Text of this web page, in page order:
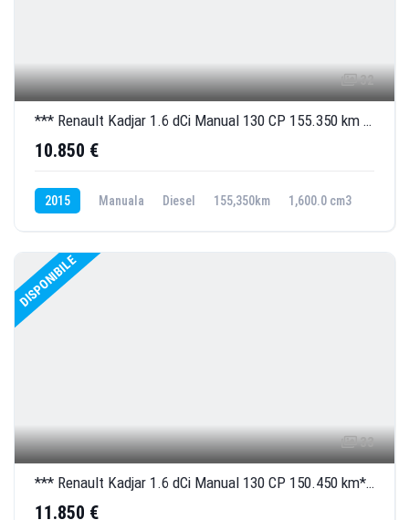
32
*** Renault Kadjar 1.6 dCi Manual 130 CP 155.350 km ***
10.850 €
2015 Manuala Diesel 155,350km 1,600.0 cm3
DISPONIBILE
33
*** Renault Kadjar 1.6 dCi Manual 130 CP 150.450 km***
11.850 €